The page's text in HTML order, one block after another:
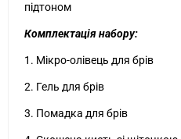
підтоном
Комплектація набору:
1. Мікро-олівець для брів
2. Гель для брів
3. Помадка для брів